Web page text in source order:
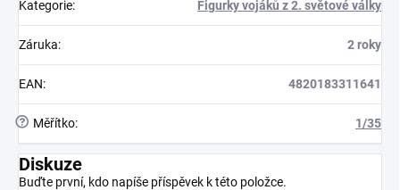
Kategorie: Figurky vojáků z 2. světové války
Záruka: 2 roky
EAN: 4820183311641
? Měřítko: 1/35
Diskuze
Buďte první, kdo napíše příspěvek k této položce.